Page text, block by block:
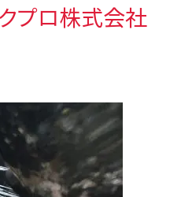
プロ株式会社